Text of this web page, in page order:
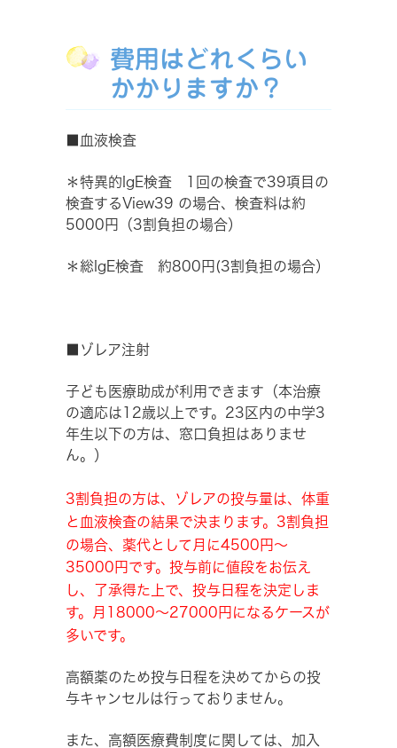
費用はどれくらい
かかりますか？
■血液検査
＊特異的IgE検査 1回の検査で39項目の
検査するView39 の場合、検査料は約
5000円（3割負担の場合）
＊総IgE検査 約800円(3割負担の場合）
■ゾレア注射
子ども医療助成が利用できます（本治療
の適応は12歳以上です。23区内の中学3
年生以下の方は、窓口負担はありませ
ん。）
3割負担の方は、ゾレアの投与量は、体重
と血液検査の結果で決まります。3割負担
の場合、薬代として月に4500円～
35000円です。投与前に値段をお伝え
し、了承得た上で、投与日程を決定しま
す。月18000～27000円になるケースが
多いです。
高額薬のため投与日程を決めてからの投
与キャンセルは行っておりません。
また、高額医療費制度に関しては、加入